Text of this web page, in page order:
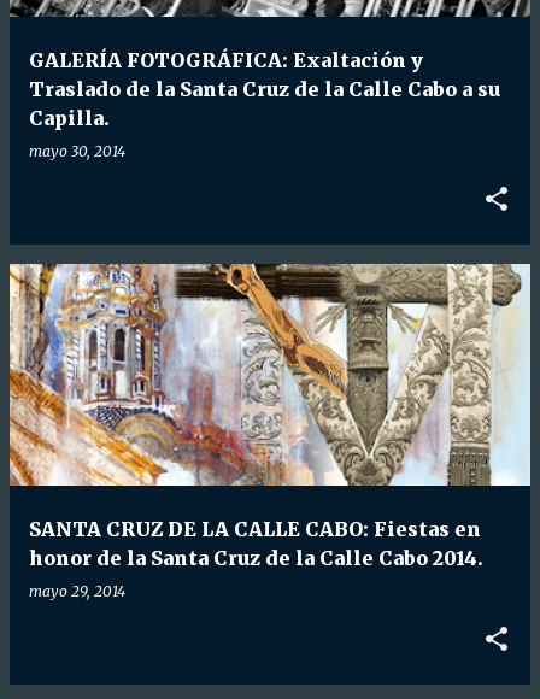
GALERÍA FOTOGRÁFICA: Exaltación y
Traslado de la Santa Cruz de la Calle Cabo a su
Capilla.
mayo 30, 2014
SANTA CRUZ DE LA CALLE CABO: Fiestas en
honor de la Santa Cruz de la Calle Cabo 2014.
mayo 29, 2014